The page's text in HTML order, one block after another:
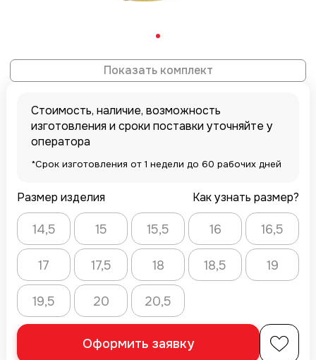
Показать комплект
Стоимость, наличие, возможность
изготовления и сроки поставки уточняйте у
оператора
*Срок изготовления от 1 недели до 60 рабочих дней
Размер изделия Как узнать размер?
14,5 15 15,5 16 16,5
17 17,5 18 18,5 19
19,5 20 20,5
Оформить заявку